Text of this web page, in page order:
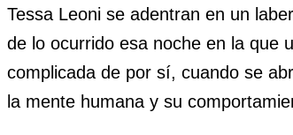
Tessa Leoni se adentran en un
de lo ocurrido esa noche en la que
complicada de por sí, cuando se
la mente humana y su